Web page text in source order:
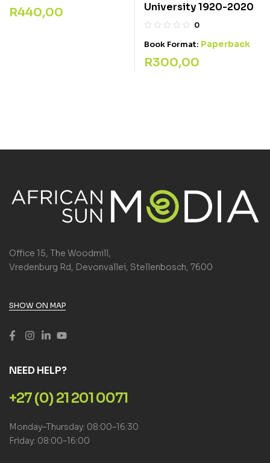
R440,00
University 1920-2020
0
Book Format: Paperback
R300,00
Office 15, The Woodmill,
Vredenburg Rd, Devonvallei, Stellenbosch, 7600
SHOW ON MAP
NEED HELP?
+27 (0) 21 201 0071
Monday–Thursday: 08:00–16:30
Friday: 08:00–16:00